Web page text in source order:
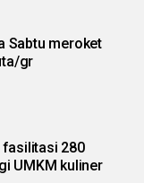
Sabtu meroket
gr
fasilitasi 280
UMKM kuliner